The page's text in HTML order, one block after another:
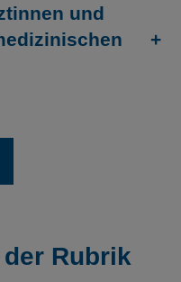
und
+
Rubrik